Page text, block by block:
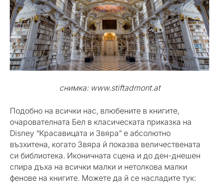
снимка: www.stiftadmont.at
Подобно на всички нас, влюбените в книгите,
очарователната Бел в класическата приказка на
Disney “Красавицата и Звяра” е абсолютно
възхитена, когато Звяра й показва величествената
си библиотека. Иконичната сцена и до ден-днешен
спира дъха на всички малки и нетолкова малки
фенове на книгите. Можете да й се насладите тук: